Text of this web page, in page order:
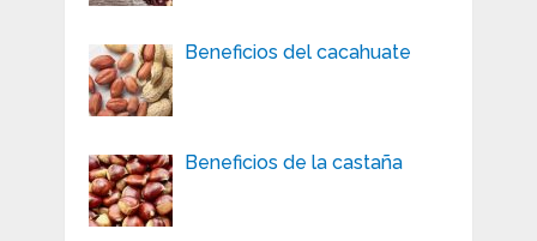
Beneficios del cacahuate
Beneficios de la castaña